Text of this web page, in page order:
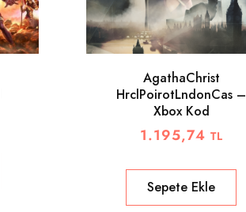
AgathaChrist
HrclPoirotLndonCas –
Xbox Kod
1.195,74 TL
Sepete Ekle